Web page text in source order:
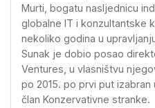
Murti, bogatu nasljednicu
globalne IT i konzultantske
nekoliko godina u
Sunak je dobio posao
Ventures, u vlasništvu
po 2015. po prvi put
član Konzervativne stranke.